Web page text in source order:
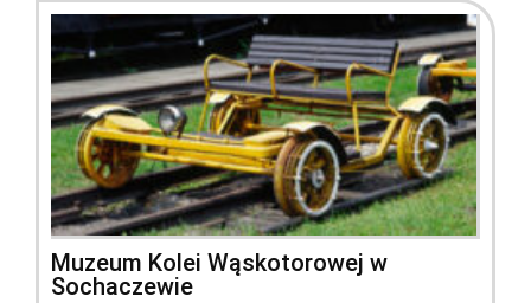
Muzeum Kolei Wąskotorowej w
Sochaczewie